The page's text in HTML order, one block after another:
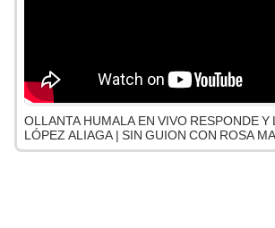
OLLANTA HUMALA EN VIVO RESPONDE Y
LÓPEZ ALIAGA | SIN GUION CON ROSA